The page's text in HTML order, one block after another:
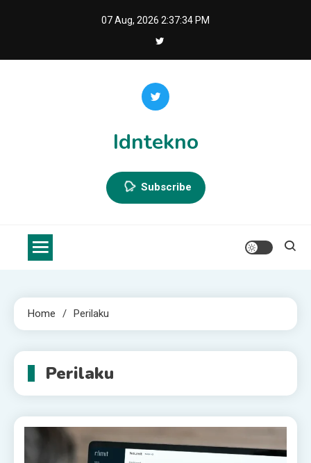
07 Aug, 2026 2:37:34 PM
Idntekno
Subscribe
Home Perilaku
Perilaku